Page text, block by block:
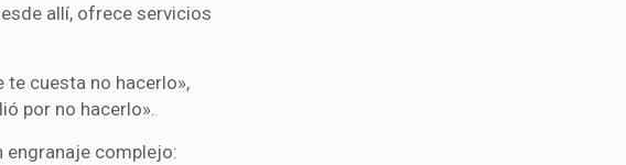
allí, ofrece servicios
te cuesta no hacerlo»,
por no hacerlo».
engranaje complejo: